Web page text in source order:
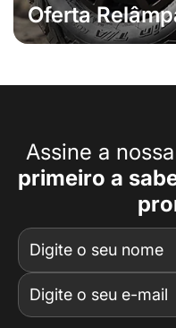
Oferta
Assine a nossa
primeiro a